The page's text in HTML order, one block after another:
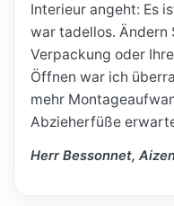
Interieur angeht: Es
war tadellos. Ändern
Verpackung oder
Öffnen war ich
mehr
Abzieherfüße
Herr Bessonnet,